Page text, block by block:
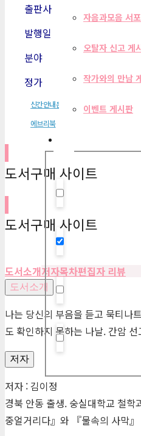
자음과모음 서
오탈자 신고 게
작가와의 만남
이벤트 게시판
출판사
발행일
분야
정가
신간안내문
에브리북
도서구매 사이트
도서구매 사이트
도서소개저자목차편집자 리뷰
도서소개
나는 당신의 부음을 듣고 묵티나
도 확인하지 못하는 나날. 간암
저자
저자 : 김이정
경북 안동 출생. 숭실대학교 철
중얼거리다』와 『물속의 사막